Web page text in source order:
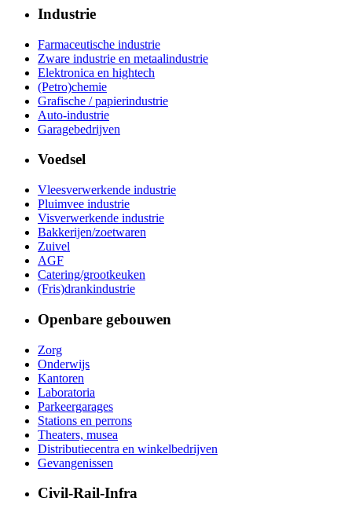
Industrie
Farmaceutische industrie
Zware industrie en metaalindustrie
Elektronica en hightech
(Petro)chemie
Grafische / papierindustrie
Auto-industrie
Garagebedrijven
Voedsel
Vleesverwerkende industrie
Pluimvee industrie
Visverwerkende industrie
Bakkerijen/zoetwaren
Zuivel
AGF
Catering/grootkeuken
(Fris)drankindustrie
Openbare gebouwen
Zorg
Onderwijs
Kantoren
Laboratoria
Parkeergarages
Stations en perrons
Theaters, musea
Distributiecentra en winkelbedrijven
Gevangenissen
Civil-Rail-Infra